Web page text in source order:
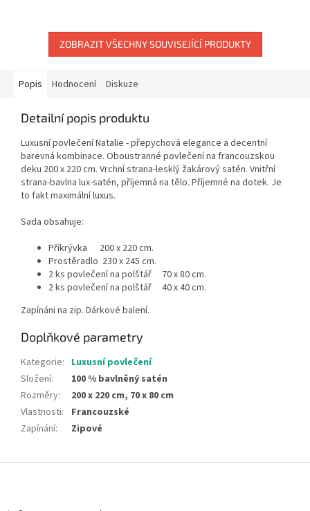
ZOBRAZIT VŠECHNY SOUVISEJÍCÍ PRODUKTY
Popis Hodnocení Diskuze
Detailní popis produktu
Luxusní povlečení Natalie - přepychová elegance a decentní
barevná kombinace. Oboustranné povlečení na francouzskou
deku 200 x 220 cm. Vrchní strana-lesklý žakárový satén. Vnitřní
strana-bavlna lux-satén, příjemná na tělo. Příjemné na dotek. Je
to fakt maximální luxus.
Sada obsahuje:
Přikrývka 200 x 220 cm.
Prostěradlo 230 x 245 cm.
2 ks povlečení na polštář 70 x 80 cm.
2 ks povlečení na polštář 40 x 40 cm.
Zapínáni na zip. Dárkové balení.
Doplňkové parametry
Kategorie: Luxusní povlečení
Složení:
100 % bavlněný satén
Rozměry:
200 x 220 cm, 70 x 80 cm
Vlastnosti:
Francouzské
Zapínání: Zipové